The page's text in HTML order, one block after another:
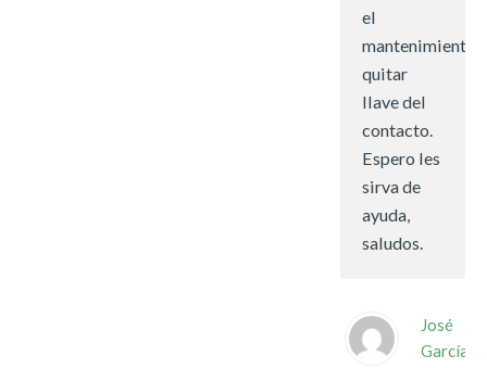
el
mantenimiento,
quitar
llave del
contacto.
Espero les
sirva de
ayuda,
saludos.
José
García